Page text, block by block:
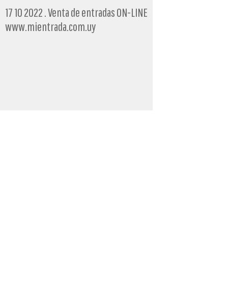
17 10 2022 . Venta de entradas ON-LINE
www.mientrada.com.uy